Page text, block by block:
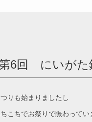
6回 にいがた
りも始まりましたし
こちでお祭りで賑わってい